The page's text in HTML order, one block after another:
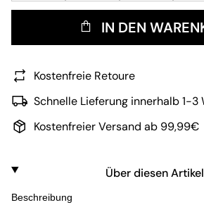
IN DEN
Kostenfreie Retoure
Schnelle Lieferung innerhalb 1-3
Kostenfreier Versand ab 99,99€
Über diesen Artikel
Beschreibung